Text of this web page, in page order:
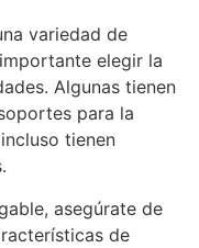
variedad de
elegir la
Algunas tienen
para la
tienen
asegúrate de
de